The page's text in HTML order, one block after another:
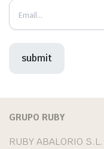
GRUPO RUBY
RUBY ABALORIO S.L.